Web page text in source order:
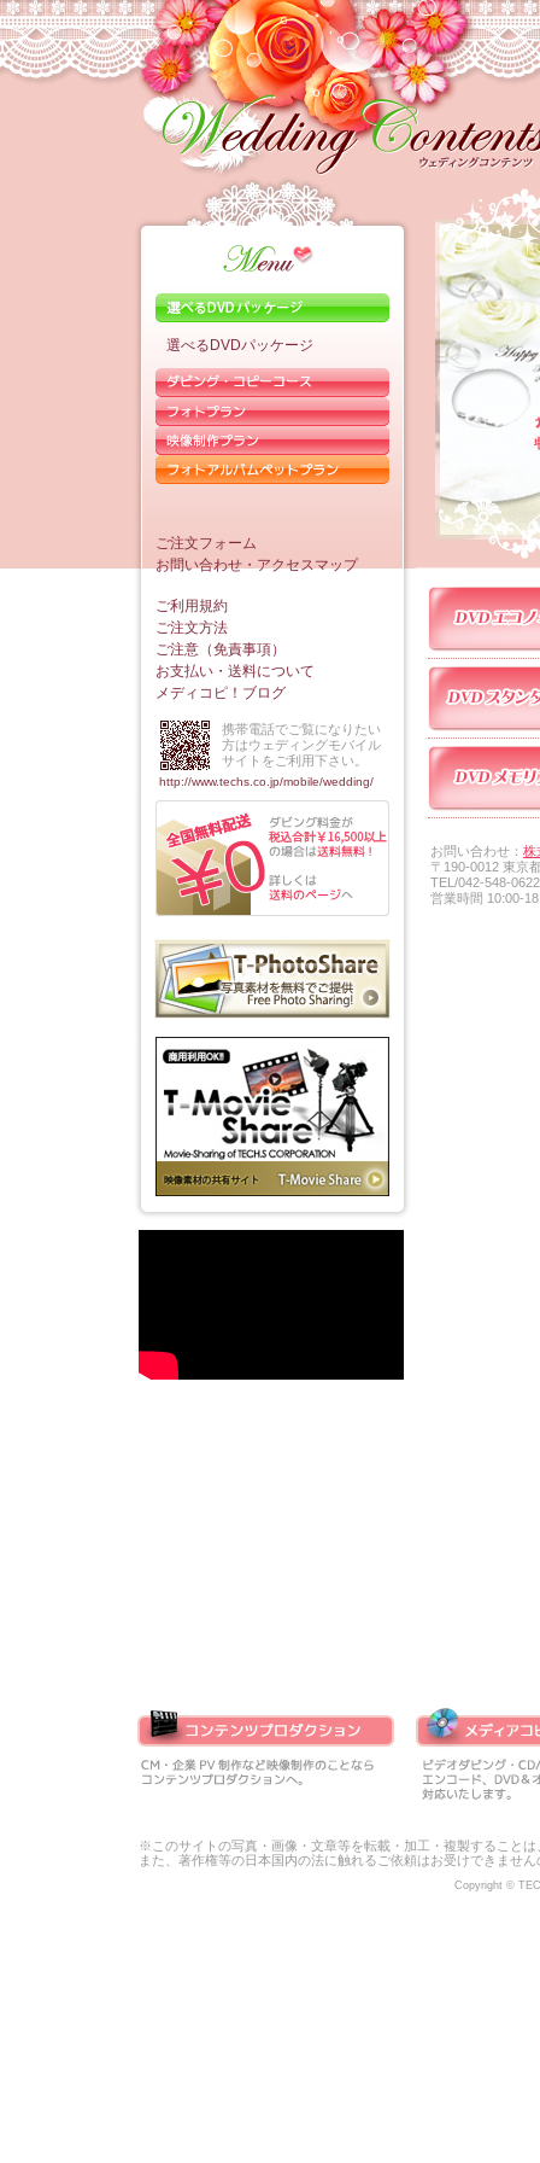
お問い合わせ： 株
〒190-0012 東京
TEL/042-548-
営業時間 10:00-
選べるDVDパッケージ
ご注文フォーム
お問い合わせ・アクセスマップ
ご利用規約
ご注文方法
ご注意（免責事項）
お支払い・送料について
メディコピ！ブログ
携帯電話でご覧になりたい
方はウェディングモバイル
サイトをご利用下さい。
http://www.techs.co.jp/mobile/wedding/
※このサイトの写真・画像・文章等を転載・加工・複製すること
また、著作権等の日本国内の法に触れるご依頼はお受けできませ
Copyright ©